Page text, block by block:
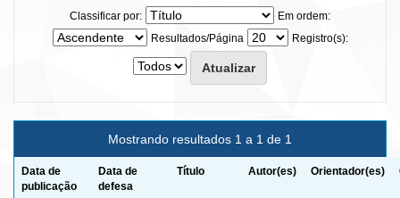
Classificar por:
Em ordem:
Resultados/Página
Registro(s):
Mostrando resultados 1 a 1 de 1
Data de
publicação
Data de
defesa
Título Autor(es) Orientador(es)